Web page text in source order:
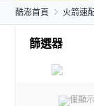
酷澎首頁 火箭速
篩選器
僅顯示